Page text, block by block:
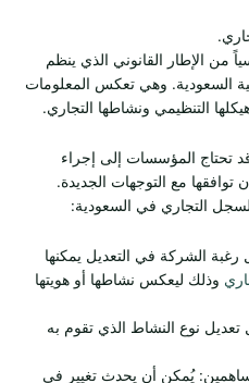
من الإطار القانوني الذي ينظم
السعودية. وهي تعكس المعلومات
التنظيمي ونشاطها التجاري.
قد تحتاج المؤسسات إلى إجراء
توافقها مع التوجهات الجديدة.
التجاري في السعودية:
رغبة الشركة في التعديل يمكنها
وذلك ليعكس نشاطها أو هويتها
تعديل نوع النشاط الذي تقوم به
يُمكن أن يحدث تغيير في